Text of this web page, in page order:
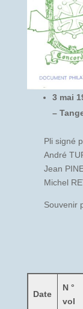
3 mai
–
Pli signé
André
Jean
Michel
Souvenir
Date
N °
vol